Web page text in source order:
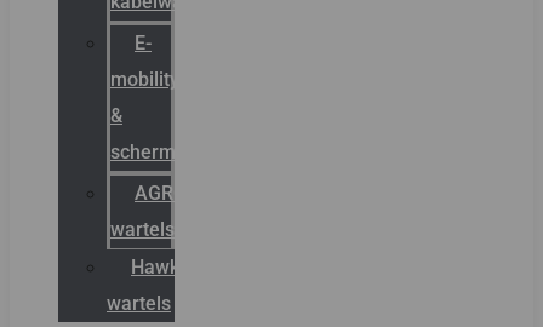
E-
mobility
&
schermstromen
AGRO
wartels
Hawke
wartels